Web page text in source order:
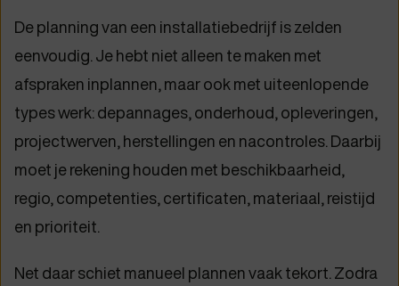
De planning van een installatiebedrijf is zelden
eenvoudig. Je hebt niet alleen te maken met
afspraken inplannen, maar ook met uiteenlopende
types werk: depannages, onderhoud, opleveringen,
projectwerven, herstellingen en nacontroles. Daarbij
moet je rekening houden met beschikbaarheid,
regio, competenties, certificaten, materiaal, reistijd
en prioriteit.
Net daar schiet manueel plannen vaak tekort. Zodra